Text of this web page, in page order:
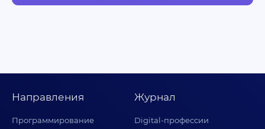
Направления
Программирование
Журнал
Digital-профессии